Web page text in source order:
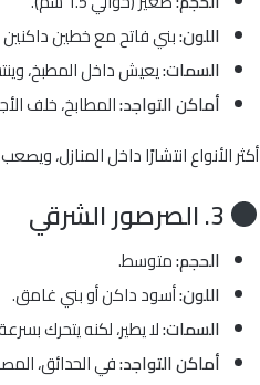
اللون:بني فاتح مع خطين
السمات:يعيش داخل المطبخ،
أماكن التواجد:المطابخ، خلف
أكثر الأنواع انتشارًا داخل
3. الصرصور الشرقي
الحجم:متوسط.
اللون:أسود داكن أو بني غامق.
السمات:لا يطير، لكنه يتحرك
أماكن التواجد:في الحدائق،